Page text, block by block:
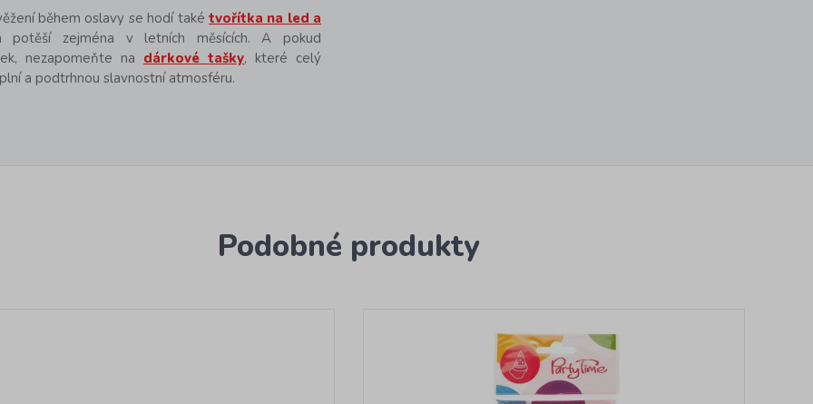
během oslavy se hodí také tvořítka na led a
potěší zejména v letních měsících. A pokud
nezapomeňte na dárkové tašky, které celý
a podtrhnou slavnostní atmosféru.
Podobné produkty